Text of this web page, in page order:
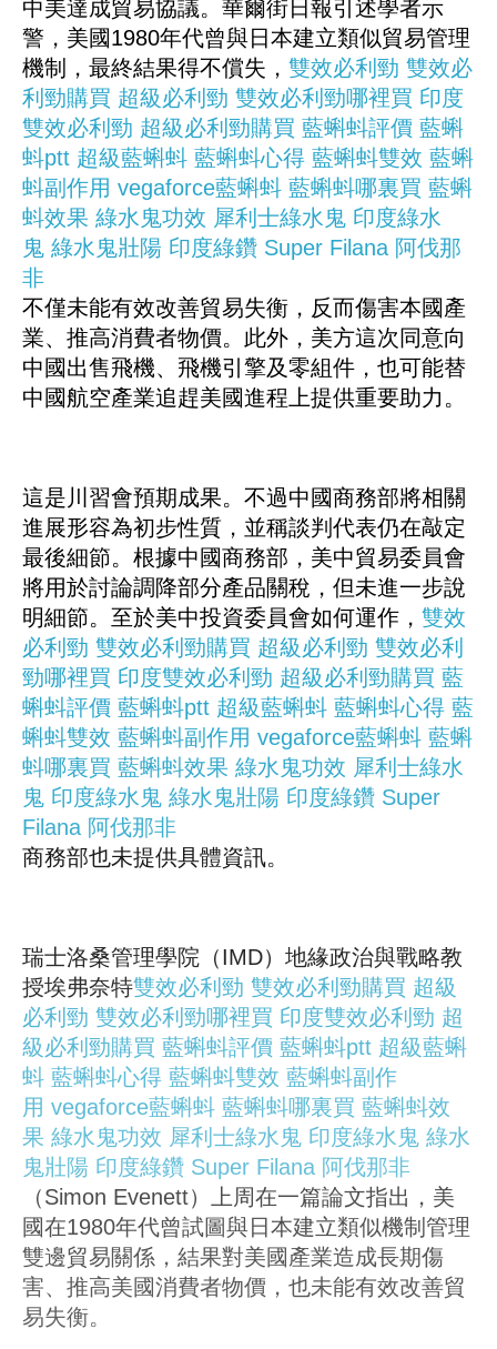
中美達成貿易協議。華爾街日報引述學者示
警，美國1980年代曾與日本建立類似貿易管理
機制，最終結果得不償失， 雙效必利勁 雙效必
利勁購買 超級必利勁 雙效必利勁哪裡買 印度
雙效必利勁 超級必利勁購買 藍蝌蚪評價 藍蝌
蚪ptt 超級藍蝌蚪 藍蝌蚪心得 藍蝌蚪雙效 藍蝌
蚪副作用 vegaforce藍蝌蚪 藍蝌蚪哪裏買 藍蝌
蚪效果 綠水鬼功效 犀利士綠水鬼 印度綠水
鬼 綠水鬼壯陽 印度綠鑽 Super Filana 阿伐那
非
不僅未能有效改善貿易失衡，反而傷害本國產
業、推高消費者物價。此外，美方這次同意向
中國出售飛機、飛機引擎及零組件，也可能替
中國航空產業追趕美國進程上提供重要助力。
這是川習會預期成果。不過中國商務部將相關
進展形容為初步性質，並稱談判代表仍在敲定
最後細節。根據中國商務部，美中貿易委員會
將用於討論調降部分產品關稅，但未進一步說
明細節。至於美中投資委員會如何運作， 雙效
必利勁 雙效必利勁購買 超級必利勁 雙效必利
勁哪裡買 印度雙效必利勁 超級必利勁購買 藍
蝌蚪評價 藍蝌蚪ptt 超級藍蝌蚪 藍蝌蚪心得 藍
蝌蚪雙效 藍蝌蚪副作用 vegaforce藍蝌蚪 藍蝌
蚪哪裏買 藍蝌蚪效果 綠水鬼功效 犀利士綠水
鬼 印度綠水鬼 綠水鬼壯陽 印度綠鑽 Super
Filana 阿伐那非
商務部也未提供具體資訊。
瑞士洛桑管理學院（IMD）地緣政治與戰略教
授埃弗奈特雙效必利勁 雙效必利勁購買 超級
必利勁 雙效必利勁哪裡買 印度雙效必利勁 超
級必利勁購買 藍蝌蚪評價 藍蝌蚪ptt 超級藍蝌
蚪 藍蝌蚪心得 藍蝌蚪雙效 藍蝌蚪副作
用 vegaforce藍蝌蚪 藍蝌蚪哪裏買 藍蝌蚪效
果 綠水鬼功效 犀利士綠水鬼 印度綠水鬼 綠水
鬼壯陽 印度綠鑽 Super Filana 阿伐那非
（Simon Evenett）上周在一篇論文指出，美
國在1980年代曾試圖與日本建立類似機制管理
雙邊貿易關係，結果對美國產業造成長期傷
害、推高美國消費者物價，也未能有效改善貿
易失衡。